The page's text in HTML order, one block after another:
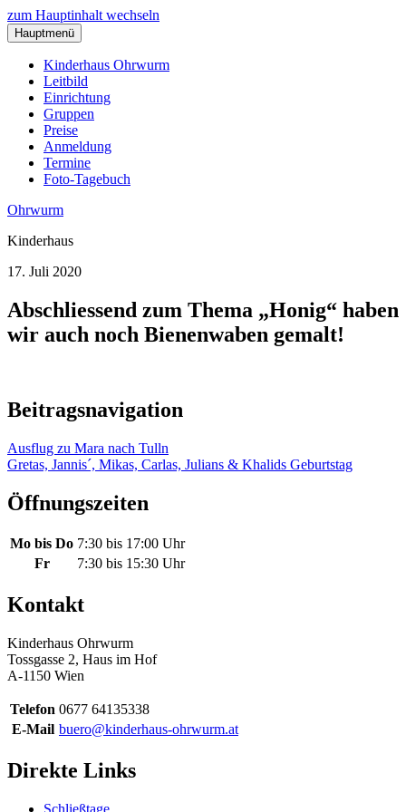
zum Hauptinhalt wechseln
Hauptmenü
Kinderhaus Ohrwurm
Leitbild
Einrichtung
Gruppen
Preise
Anmeldung
Termine
Foto-Tagebuch
Ohrwurm
Kinderhaus
17. Juli 2020
Abschliessend zum Thema „Honig“ haben
wir auch noch Bienenwaben gemalt!
Beitragsnavigation
Ausflug zu Mara nach Tulln
Gretas, Jannis´, Mikas, Carlas, Julians & Khalids Geburtstag
Öffnungszeiten
Mo bis Do 7:30 bis 17:00 Uhr
Fr
7:30 bis 15:30 Uhr
Kontakt
Kinderhaus Ohrwurm
Tossgasse 2, Haus im Hof
A-1150 Wien
Telefon 0677 64135338
E-Mail buero@kinderhaus-ohrwurm.at
Direkte Links
Schließtage